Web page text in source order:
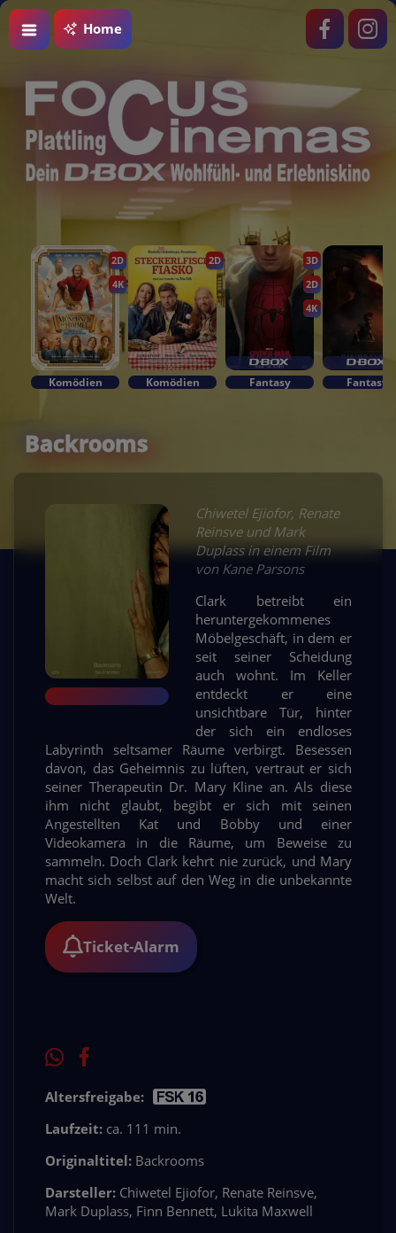
Home
2D
4K
Komödien
2D
Komödien
3D
2D
4K
Fantasy Fantasy
Backrooms
Chiwetel Ejiofor, Renate
Reinsve und Mark
Duplass in einem Film
von Kane Parsons
Clark betreibt ein
heruntergekommenes
Möbelgeschäft, in dem er
seit seiner Scheidung
auch wohnt. Im Keller
entdeckt er eine
unsichtbare Tür, hinter
der sich ein endloses
Labyrinth seltsamer Räume verbirgt. Besessen
davon, das Geheimnis zu lüften, vertraut er sich
seiner Therapeutin Dr. Mary Kline an. Als diese
ihm nicht glaubt, begibt er sich mit seinen
Angestellten Kat und Bobby und einer
Videokamera in die Räume, um Beweise zu
sammeln. Doch Clark kehrt nie zurück, und Mary
macht sich selbst auf den Weg in die unbekannte
Welt.
Ticket-Alarm
Altersfreigabe:
Laufzeit: ca. 111 min.
Originaltitel: Backrooms
Darsteller: Chiwetel Ejiofor, Renate Reinsve,
Mark Duplass, Finn Bennett, Lukita Maxwell